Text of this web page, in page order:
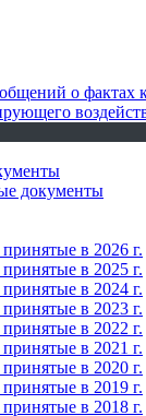
о фактах
документы
в 2026 г.
в 2025 г.
в 2024 г.
в 2023 г.
в 2022 г.
в 2021 г.
в 2020 г.
в 2019 г.
в 2018 г.